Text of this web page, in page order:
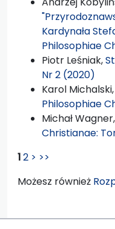
Kardynała
Philosophiae
Piotr Leśniak,
Nr 2 (2020)
Karol Michalski,
Philosophiae
Michał Wagner,
Christianae:
12 > >>
Możesz również